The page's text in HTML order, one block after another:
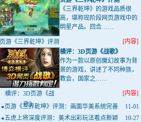
页游《三界乾坤》评测
《三界乾坤》的游戏品质很
高，堪称现阶段网页游戏中的
明星产品。回合……
[内容]
横评：3D页游《战
歌》
横评：3D页游《战歌》
作为一款以原创魔幻故事为背
景的游戏，讲述了不同种族，
教会，国家之……
[内容]
11-01
页游《三界乾坤》评测：画面华美系统完善
10-27
五虎上将深度评测：美术出彩玩法看点新颖